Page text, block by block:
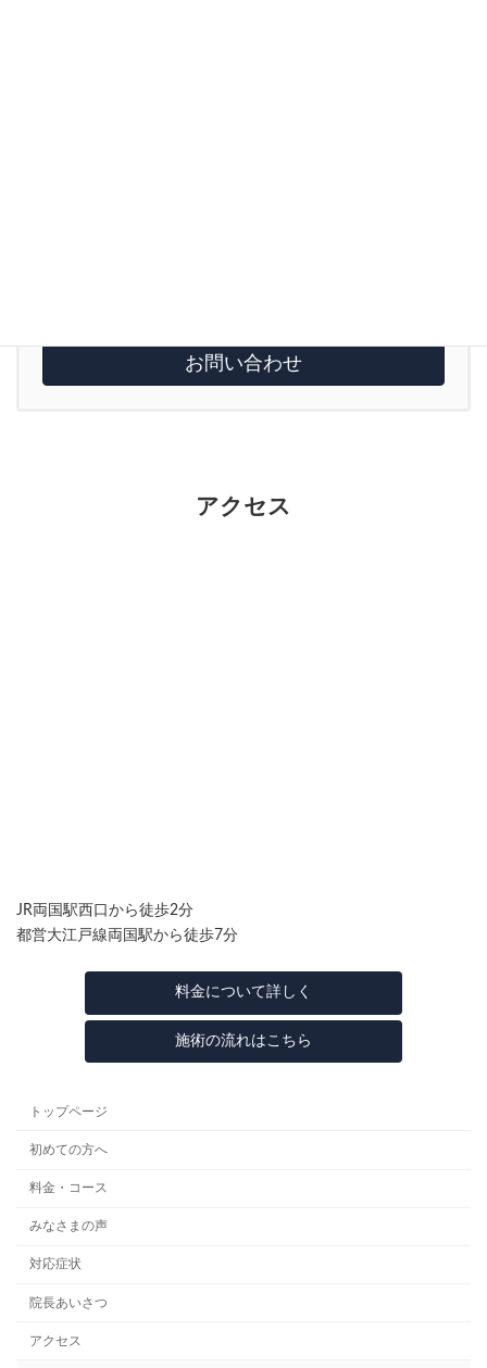
お問い合わせ
アクセス
JR両国駅西口から徒歩2分
都営大江戸線両国駅から徒歩7分
料金について詳しく
施術の流れはこちら
トップページ
初めての方へ
料金・コース
みなさまの声
対応症状
院長あいさつ
アクセス